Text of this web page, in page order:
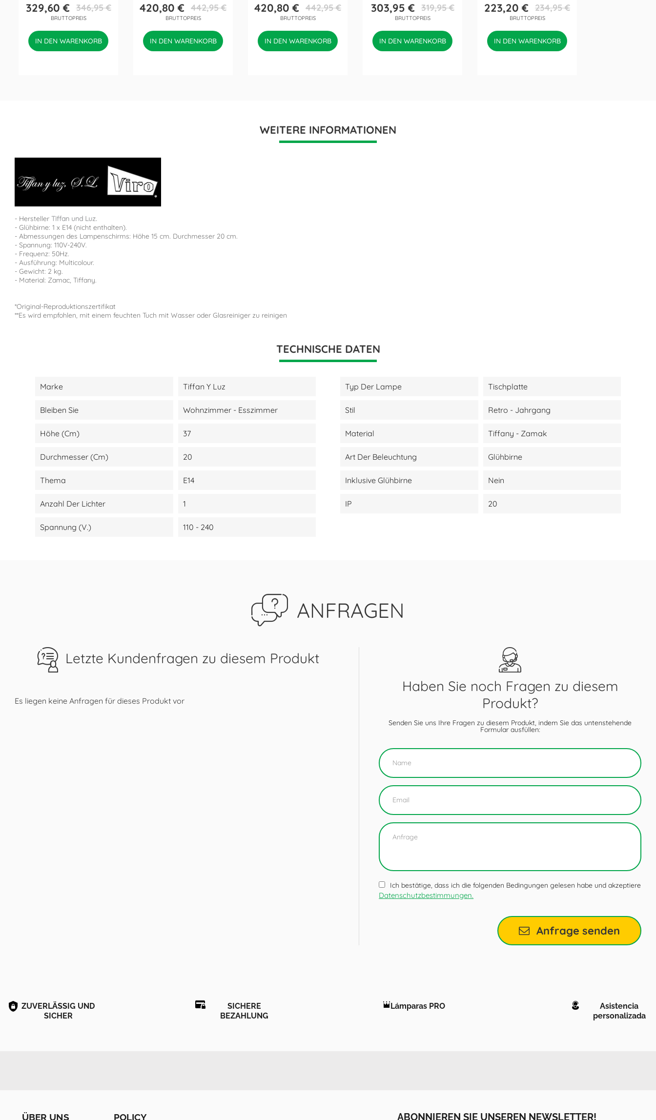
Preis
329,60 €Verkaufspreis
346,95 €
BRUTTOPREIS
IN DEN WARENKORB
Preis
420,80 €Verkaufspreis
442,95 €
BRUTTOPREIS
IN DEN WARENKORB
Preis
420,80 €Verkaufspreis
442,95 €
BRUTTOPREIS
IN DEN WARENKORB
Preis
303,95 €Verkaufspreis
319,95 €
BRUTTOPREIS
IN DEN WARENKORB
Preis
223,20 €Verkaufspreis
234,95 €
BRUTTOPREIS
IN DEN WARENKORB
WEITERE INFORMATIONEN
- Hersteller Tiffan und Luz.
- Glühbirne: 1 x E14 (nicht enthalten).
- Abmessungen des Lampenschirms: Höhe 15 cm. Durchmesser 20 cm.
- Spannung: 110V-240V.
- Frequenz: 50Hz.
- Ausführung: Multicolour.
- Gewicht: 2 kg.
- Material: Zamac, Tiffany.
*Original-Reproduktionszertifikat
**Es wird empfohlen, mit einem feuchten Tuch mit Wasser oder Glasreiniger zu reinigen
TECHNISCHE DATEN
Marke Tiffan Y Luz Typ Der Lampe Tischplatte
Bleiben Sie Wohnzimmer - Esszimmer Stil Retro - Jahrgang
Höhe (cm) 37 Material Tiffany - Zamak
Durchmesser (cm) 20 Art Der Beleuchtung Glühbirne
Thema E14 Inklusive Glühbirne Nein
Anzahl Der Lichter 1 IP 20
Spannung (V.) 110 - 240
ANFRAGEN
Letzte Kundenfragen zu diesem Produkt
Es liegen keine Anfragen für dieses Produkt vor
Haben Sie noch Fragen zu diesem
Produkt?
Senden Sie uns Ihre Fragen zu diesem Produkt, indem Sie das untenstehende
Formular ausfüllen:
Ich bestätige, dass ich die folgenden Bedingungen gelesen habe und akzeptiere
Datenschutzbestimmungen.
Anfrage senden
ZUVERLÄSSIG UND
SICHER
SICHERE
BEZAHLUNG
Lámparas PRO
Asistencia
personalizada
ÜBER UNS POLICY ABONNIEREN SIE UNSEREN NEWSLETTER!